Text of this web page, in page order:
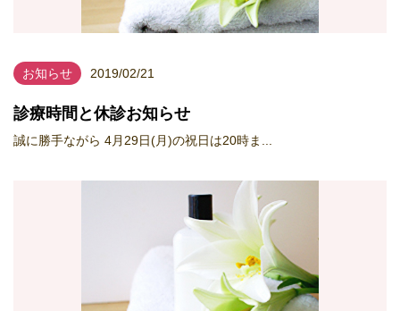
お知らせ 2019/02/21
診療時間と休診お知らせ
誠に勝手ながら 4月29日(月)の祝日は20時ま...